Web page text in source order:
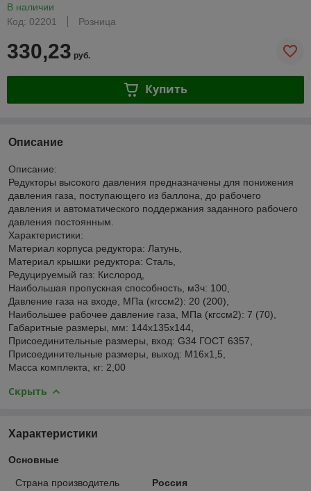
В наличии
Код: 02201
Розница
330,23 руб.
Купить
Описание
Описание:
Редукторы высокого давления предназначены для понижения
давления газа, поступающего из баллона, до рабочего
давления и автоматического поддержания заданного рабочего
давления постоянным.
Характеристики:
Материал корпуса редуктора: Латунь,
Материал крышки редуктора: Сталь,
Редуцируемый газ: Кислород,
Наибольшая пропускная способность, м3ч: 100,
Давление газа на входе, МПа (кгссм2): 20 (200),
Наибольшее рабочее давление газа, МПа (кгссм2): 7 (70),
Габаритные размеры, мм: 144х135х144,
Присоединительные размеры, вход: G34 ГОСТ 6357,
Присоединительные размеры, выход: М16х1,5,
Масса комплекта, кг: 2,00
Скрыть
Характеристики
Основные
Страна производитель Россия